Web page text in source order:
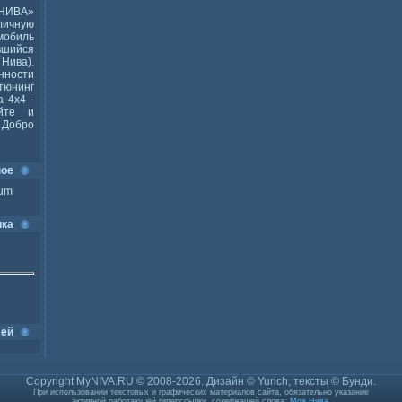
4x4 -
и
Copyright MyNIVA.RU © 2008-2026. Дизайн © Yurich, тексты © Бунди.
При использовании текстовых и графических материалов сайта, обязательно указание